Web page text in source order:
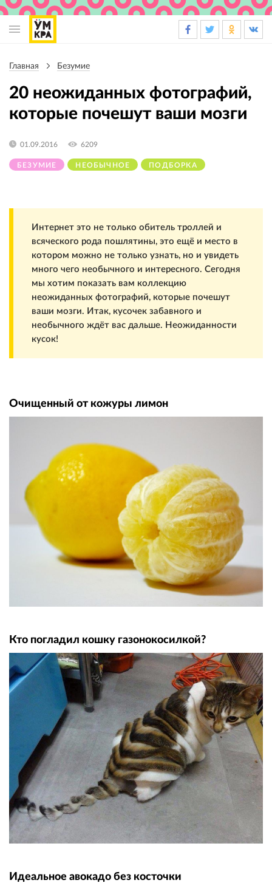
навигации
Главная Безумие
20 неожиданных фотографий,
которые почешут ваши мозги
БЕЗУМИЕ НЕОБЫЧНОЕ ПОДБОРКА
01.09.2016 6209
Интернет это не только обитель троллей и
всяческого рода пошлятины, это ещё и место в
котором можно не только узнать, но и увидеть
много чего необычного и интересного. Сегодня
мы хотим показать вам коллекцию
неожиданных фотографий, которые почешут
ваши мозги. Итак, кусочек забавного и
необычного ждёт вас дальше. Неожиданности
кусок!
Очищенный от кожуры лимон
Кто погладил кошку газонокосилкой?
Идеальное авокадо без косточки